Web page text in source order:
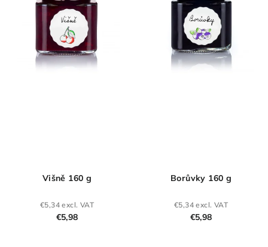
Višně 160 g
€5,34 excl. VAT
€5,98
Borůvky 160 g
€5,34 excl. VAT
€5,98